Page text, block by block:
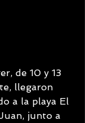
de 10 y 13
llegaron
a la playa El
junto a